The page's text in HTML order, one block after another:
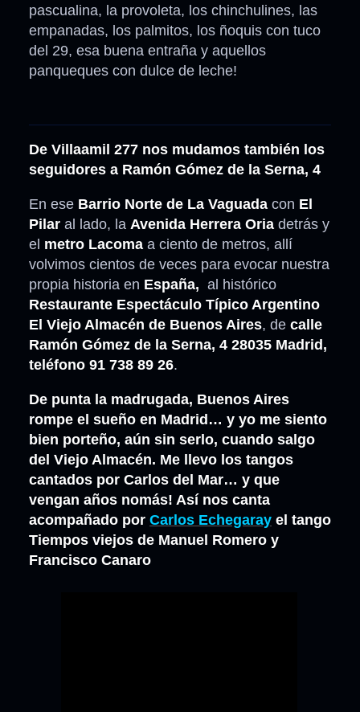
pascualina, la provoleta, los chinchulines, las
empanadas, los palmitos, los ñoquis con tuco
del 29, esa buena entraña y aquellos
panqueques con dulce de leche!
De Villaamil 277 nos mudamos también los
seguidores a Ramón Gómez de la Serna, 4
En ese Barrio Norte de La Vaguada con El
Pilar al lado, la Avenida Herrera Oria detrás y
el metro Lacoma a ciento de metros, allí
volvimos cientos de veces para evocar nuestra
propia historia en España, al histórico
Restaurante Espectáculo Típico Argentino
El Viejo Almacén de Buenos Aires, de calle
Ramón Gómez de la Serna, 4 28035 Madrid,
teléfono 91 738 89 26.
De punta la madrugada, Buenos Aires
rompe el sueño en Madrid… y yo me siento
bien porteño, aún sin serlo, cuando salgo
del Viejo Almacén. Me llevo los tangos
cantados por Carlos del Mar… y que
vengan años nomás! Así nos canta
acompañado por Carlos Echegaray el tango
Tiempos viejos de Manuel Romero y
Francisco Canaro